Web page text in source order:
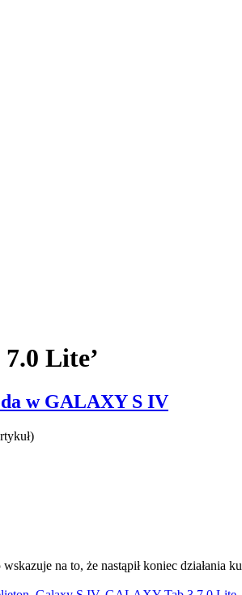
Lite’
w GALAXY S IV
na to, że nastąpił koniec